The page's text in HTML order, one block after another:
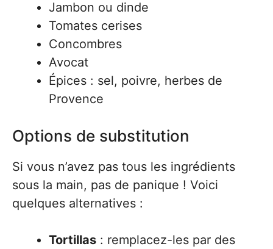
Jambon ou dinde
Tomates cerises
Concombres
Avocat
Épices : sel, poivre, herbes de
Provence
Options de substitution
Si vous n’avez pas tous les ingrédients
sous la main, pas de panique ! Voici
quelques alternatives :
Tortillas : remplacez-les par des